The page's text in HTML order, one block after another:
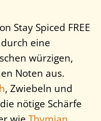
Stay Spiced FREE
eine
würzigen,
Noten aus.
, Zwiebeln und
nötige Schärfe